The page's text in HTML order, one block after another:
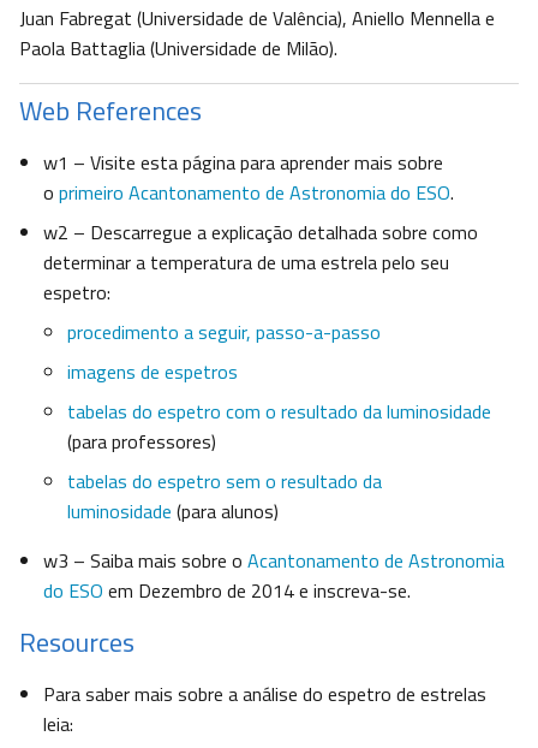
Juan Fabregat (Universidade de Valência), Aniello Mennella e
Paola Battaglia (Universidade de Milão).
Web References
w1 – Visite esta página para aprender mais sobre
o primeiro Acantonamento de Astronomia do ESO.
w2 – Descarregue a explicação detalhada sobre como
determinar a temperatura de uma estrela pelo seu
espetro:
procedimento a seguir, passo-a-passo
imagens de espetros
tabelas do espetro com o resultado da luminosidade
(para professores)
tabelas do espetro sem o resultado da
luminosidade (para alunos)
w3 – Saiba mais sobre o Acantonamento de Astronomia
do ESO em Dezembro de 2014 e inscreva-se.
Resources
Para saber mais sobre a análise do espetro de estrelas
leia: